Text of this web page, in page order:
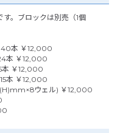
。ブロックは別売（1個
本 ￥12,000
本 ￥12,000
本 ￥12,000
本 ￥12,000
ウェル) ￥12,000